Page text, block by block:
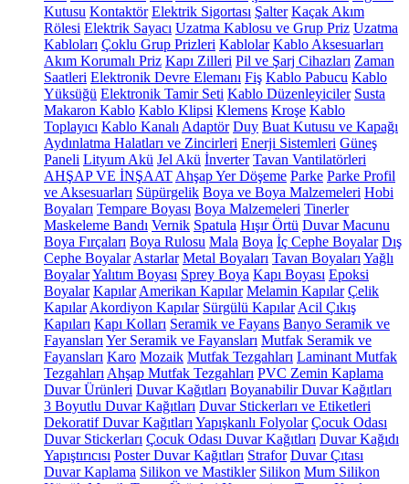
Kutusu Kontaktör Elektrik Sigortası Şalter Kaçak Akım
Rölesi Elektrik Sayacı Uzatma Kablosu ve Grup Priz Uzatma
Kabloları Çoklu Grup Prizleri Kablolar Kablo Aksesuarları
Akım Korumalı Priz Kapı Zilleri Pil ve Şarj Cihazları Zaman
Saatleri Elektronik Devre Elemanı Fiş Kablo Pabucu Kablo
Yüksüğü Elektronik Tamir Seti Kablo Düzenleyiciler Susta
Makaron Kablo Kablo Klipsi Klemens Kroşe Kablo
Toplayıcı Kablo Kanalı Adaptör Duy Buat Kutusu ve Kapağı
Aydınlatma Halatları ve Zincirleri Enerji Sistemleri Güneş
Paneli Lityum Akü Jel Akü İnverter Tavan Vantilatörleri
AHŞAP VE İNŞAAT Ahşap Yer Döşeme Parke Parke Profil
ve Aksesuarları Süpürgelik Boya ve Boya Malzemeleri Hobi
Boyaları Tempare Boyası Boya Malzemeleri Tinerler
Maskeleme Bandı Vernik Spatula Hışır Örtü Duvar Macunu
Boya Fırçaları Boya Rulosu Mala Boya İç Cephe Boyalar Dış
Cephe Boyalar Astarlar Metal Boyaları Tavan Boyaları Yağlı
BoyalarYalıtım Boyası Sprey Boya Kapı Boyası Epoksi
Boyalar Kapılar Amerikan Kapılar Melamin Kapılar Çelik
Kapılar Akordiyon Kapılar Sürgülü Kapılar Acil Çıkış
Kapıları Kapı Kolları Seramik ve Fayans Banyo Seramik ve
Fayansları Yer Seramik ve Fayansları Mutfak Seramik ve
Fayansları Karo Mozaik Mutfak Tezgahları Laminant Mutfak
Tezgahları Ahşap Mutfak Tezgahları PVC Zemin Kaplama
Duvar Ürünleri Duvar Kağıtları Boyanabilir Duvar Kağıtları
3 Boyutlu Duvar Kağıtları Duvar Stickerları ve Etiketleri
Dekoratif Duvar Kağıtları Yapışkanlı Folyolar Çocuk Odası
Duvar Stickerları Çocuk Odası Duvar Kağıtları Duvar Kağıdı
Yapıştırıcısı Poster Duvar Kağıtları Strafor Duvar Çıtası
Duvar Kaplama Silikon ve Mastikler Silikon Mum Silikon